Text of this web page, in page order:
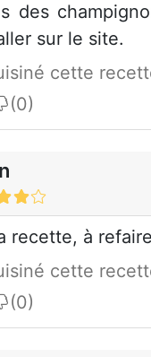
des
sur le site.
cette
I do not
recette, à
cette
I do not